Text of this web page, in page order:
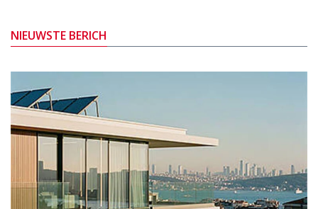
NIEUWSTE BERICH